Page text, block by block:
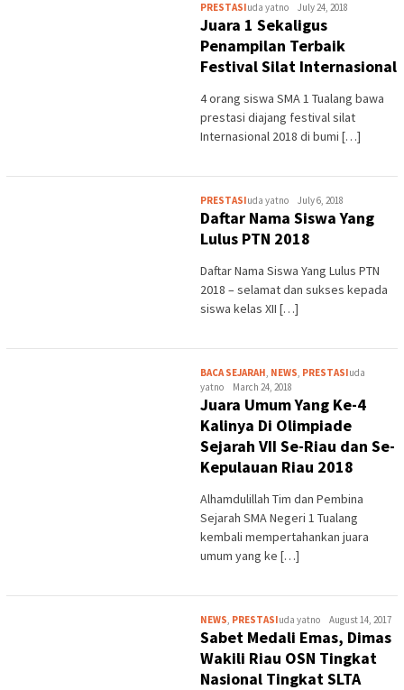
PRESTASIuda yatno July 24, 2018
Juara 1 Sekaligus
Penampilan Terbaik
Festival Silat Internasional
4 orang siswa SMA 1 Tualang bawa
prestasi diajang festival silat
Internasional 2018 di bumi […]
PRESTASIuda yatno July 6, 2018
Daftar Nama Siswa Yang
Lulus PTN 2018
Daftar Nama Siswa Yang Lulus PTN
2018 – selamat dan sukses kepada
siswa kelas XII […]
BACA SEJARAH, NEWS, PRESTASIuda
yatno
March 24, 2018
Juara Umum Yang Ke-4
Kalinya Di Olimpiade
Sejarah VII Se-Riau dan Se-
Kepulauan Riau 2018
Alhamdulillah Tim dan Pembina
Sejarah SMA Negeri 1 Tualang
kembali mempertahankan juara
umum yang ke […]
NEWS, PRESTASIuda yatno August 14, 2017
Sabet Medali Emas, Dimas
Wakili Riau OSN Tingkat
Nasional Tingkat SLTA